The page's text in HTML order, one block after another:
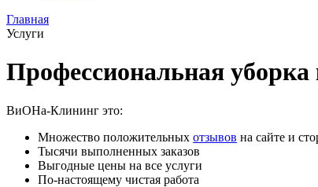
Главная
Услуги
Профессиональная
ВиОНа-Клининг это:
Множество положительных отзывов на сайте и
Тысячи выполненных заказов
Выгодные цены на все услуги
По-настоящему чистая работа